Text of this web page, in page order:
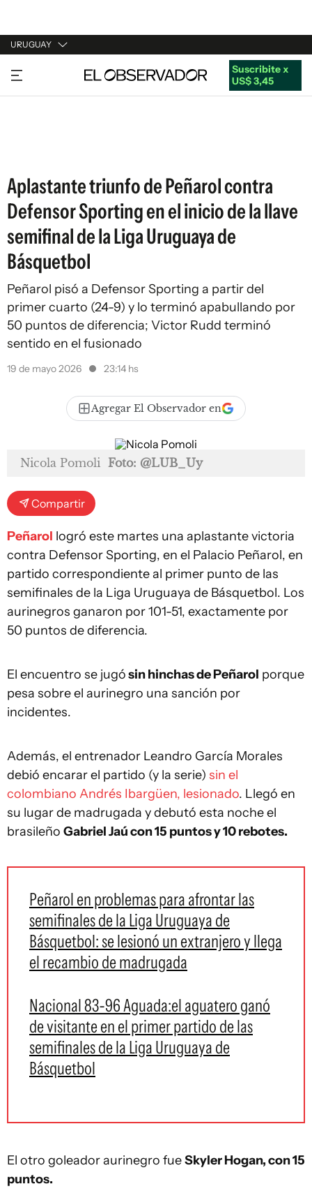
URUGUAY
URUGUAY
ARGENTINA
Suscribite x
US$ 3,45
Aplastante triunfo de Peñarol contra
Defensor Sporting en el inicio de la llave
semifinal de la Liga Uruguaya de
Básquetbol
Peñarol pisó a Defensor Sporting a partir del
primer cuarto (24-9) y lo terminó apabullando por
50 puntos de diferencia; Victor Rudd terminó
sentido en el fusionado
19 de mayo 2026 23:14 hs
Agregar El Observador en
Nicola Pomoli Foto: @LUB_Uy
Compartir
Peñarol logró este martes una aplastante victoria
contra Defensor Sporting, en el Palacio Peñarol, en
partido correspondiente al primer punto de las
semifinales de la Liga Uruguaya de Básquetbol. Los
aurinegros ganaron por 101-51, exactamente por
50 puntos de diferencia.
El encuentro se jugósin hinchas de Peñarol porque
pesa sobre el aurinegro una sanción por
incidentes.
Además, el entrenador Leandro García Morales
debió encarar el partido (y la serie) sin el
colombiano Andrés Ibargüen, lesionado. Llegó en
su lugar de madrugada y debutó esta noche el
brasileño Gabriel Jaú con 15 puntos y 10 rebotes.
Peñarol en problemas para afrontar las
semifinales de la Liga Uruguaya de
Básquetbol: se lesionó un extranjero y llega
el recambio de madrugada
Nacional 83-96 Aguada:el aguatero ganó
de visitante en el primer partido de las
semifinales de la Liga Uruguaya de
Básquetbol
El otro goleador aurinegro fueSkyler Hogan, con 15
puntos.